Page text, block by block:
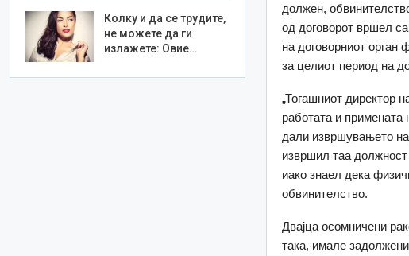
должен,
од договорот вршел
на договорниот
за целиот период на
„Тогашниот директор
работата и примената
дали извршувањето на
извршил таа должност
иако знаел дека
обвинителство.
Двајца осомничени
така, имале
Колку и да се трудите,
не можете да ги
излажете: Овие…